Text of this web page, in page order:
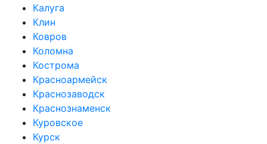
Калуга
Клин
Ковров
Коломна
Кострома
Красноармейск
Краснозаводск
Краснознаменск
Куровское
Курск